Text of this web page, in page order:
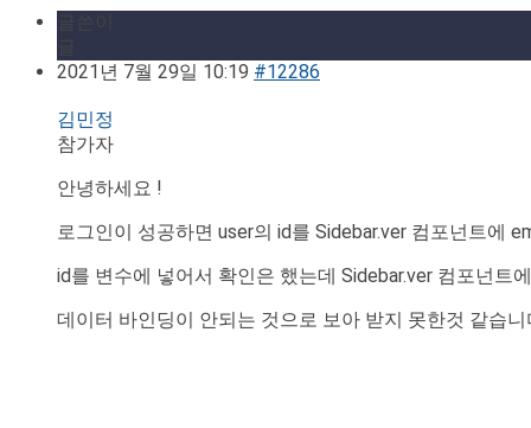
2021년 7월 29일 10:19 #12286
김민정
참가자
안녕하세요 !
로그인이 성공하면 user의 id를 Sidebar.ver 컴포넌트에
id를 변수에 넣어서 확인은 했는데 Sidebar.ver 컴포넌트
데이터 바인딩이 안되는 것으로 보아 받지 못한것 같습